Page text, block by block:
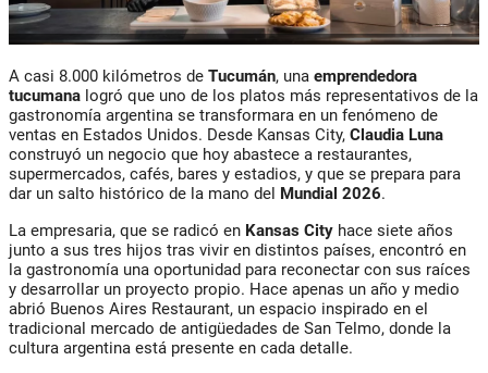
A casi 8.000 kilómetros de Tucumán, una emprendedora
tucumana logró que uno de los platos más representativos de la
gastronomía argentina se transformara en un fenómeno de
ventas en Estados Unidos. Desde Kansas City, Claudia Luna
construyó un negocio que hoy abastece a restaurantes,
supermercados, cafés, bares y estadios, y que se prepara para
dar un salto histórico de la mano del Mundial 2026.
La empresaria, que se radicó en Kansas City hace siete años
junto a sus tres hijos tras vivir en distintos países, encontró en
la gastronomía una oportunidad para reconectar con sus raíces
y desarrollar un proyecto propio. Hace apenas un año y medio
abrió Buenos Aires Restaurant, un espacio inspirado en el
tradicional mercado de antigüedades de San Telmo, donde la
cultura argentina está presente en cada detalle.